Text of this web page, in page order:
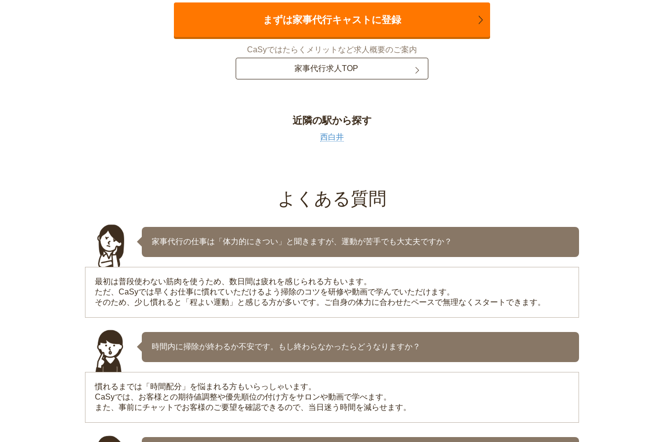
まずは家事代行キャストに登録
CaSyではたらくメリットなど求人概要のご案内
家事代行求人TOP
近隣の駅から探す
西白井
よくある質問
家事代行の仕事は「体力的にきつい」と聞きますが、運動が苦手でも大丈夫ですか？
最初は普段使わない筋肉を使うため、数日間は疲れを感じられる方もいます。
ただ、CaSyでは早くお仕事に慣れていただけるよう掃除のコツを研修や動画で学んでいただけます。
そのため、少し慣れると「程よい運動」と感じる方が多いです。ご自身の体力に合わせたペースで無理なくスタートできます。
時間内に掃除が終わるか不安です。もし終わらなかったらどうなりますか？
慣れるまでは「時間配分」を悩まれる方もいらっしゃいます。
CaSyでは、お客様との期待値調整や優先順位の付け方をサロンや動画で学べます。
また、事前にチャットでお客様のご要望を確認できるので、当日迷う時間を減らせます。